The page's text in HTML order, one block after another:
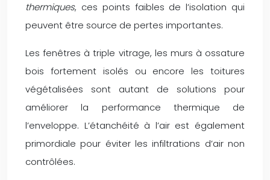
thermiques, ces points faibles de l’isolation qui
peuvent être source de pertes importantes.
Les fenêtres à triple vitrage, les murs à ossature
bois fortement isolés ou encore les toitures
végétalisées sont autant de solutions pour
améliorer la performance thermique de
l’enveloppe. L’étanchéité à l’air est également
primordiale pour éviter les infiltrations d’air non
contrôlées.